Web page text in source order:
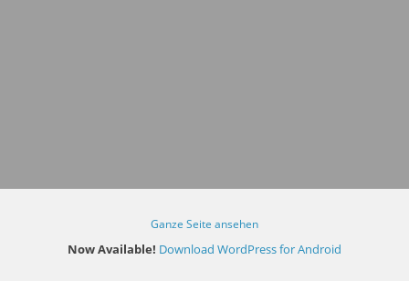
Ganze Seite ansehen
Now Available! Download WordPress for Android